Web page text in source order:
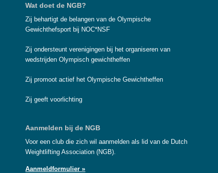
Footer
Wat doet de NGB?
Zij behartigt de belangen van de Olympische
Gewichthefsport bij NOC*NSF
Zij ondersteunt verenigingen bij het organiseren van
wedstrijden Olympisch gewichtheffen
Zij promoot actief het Olympische Gewichtheffen
Zij geeft voorlichting
Aanmelden bij de NGB
Voor een club die zich wil aanmelden als lid van de Dutch
Weightlifting Association (NGB).
Aanmeldformulier »